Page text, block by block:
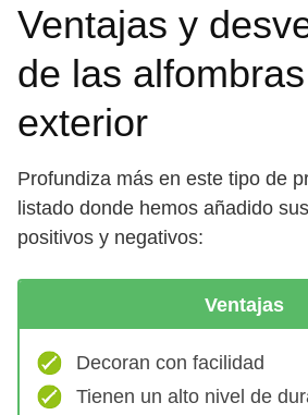
Ventajas y
de las
exterior
Profundiza más en este tipo de
listado donde hemos añadido
positivos y negativos:
Ventajas
Decoran con facilidad
Tienen un alto nivel de